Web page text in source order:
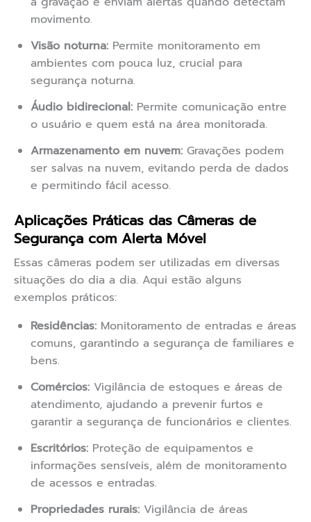
movimento.
Visão noturna: Permite monitoramento em
ambientes com pouca luz, crucial para
segurança noturna.
Áudio bidirecional: Permite comunicação entre
o usuário e quem está na área monitorada.
Armazenamento em nuvem: Gravações podem
ser salvas na nuvem, evitando perda de dados
e permitindo fácil acesso.
Aplicações Práticas das Câmeras de
Segurança com Alerta Móvel
Essas câmeras podem ser utilizadas em diversas
situações do dia a dia. Aqui estão alguns
exemplos práticos:
Residências: Monitoramento de entradas e áreas
comuns, garantindo a segurança de familiares e
bens.
Comércios: Vigilância de estoques e áreas de
atendimento, ajudando a prevenir furtos e
garantir a segurança de funcionários e clientes.
Escritórios: Proteção de equipamentos e
informações sensíveis, além de monitoramento
de acessos e entradas.
Propriedades rurais: Vigilância de áreas